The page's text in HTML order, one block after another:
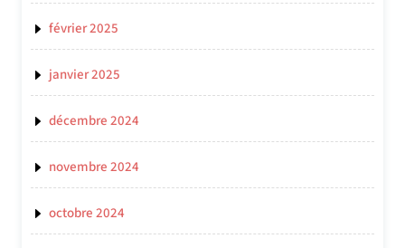
février 2025
janvier 2025
décembre 2024
novembre 2024
octobre 2024